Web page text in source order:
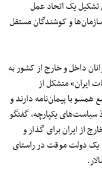
تشکیل یک اتحاد عمل
و کوشندگان مستقل
داخل و خارج از کشور به
ایران» متشکل از
با پیمان‌نامه دارند و
سیاست‌های یکپارچه، گفتگو
از ایران برای گذار و
یک دولت موقت در راستای